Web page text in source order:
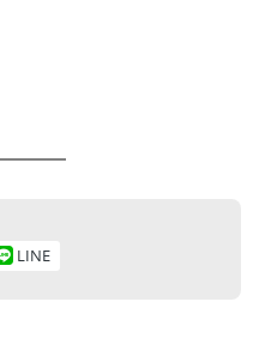
LINE